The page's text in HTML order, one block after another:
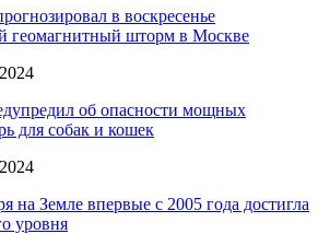
в воскресенье
геомагнитный шторм в Москве
об опасности мощных
для собак и кошек
на Земле впервые с 2005 года достигла
уровня